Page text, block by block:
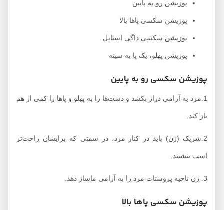
پوزیشن رو به پایین
پوزیشن سکسی پاها بالا
پوزیشن سکسی داگی استایل
پوزیشن پهلو، یک پا به سینه
پوزیشن سکسی رو به پایین
1.مرد به آرامی دراز بکشد و دست‌ها را به پهلو و پاها را کمی از هم
باز کند.
2.شریک (زن) باید در کنار مرد، در سمتی که برایشان راحت‌تر
است بنشیند.
پوزیشن سکسی پاها بالا